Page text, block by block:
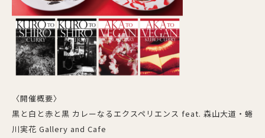
〈開催概要〉
黒と白と赤と黒 カレーなるエクスペリエンス feat. 森山大道・蜷
川実花 Gallery and Cafe